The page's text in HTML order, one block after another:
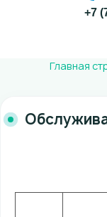
+7
Главная